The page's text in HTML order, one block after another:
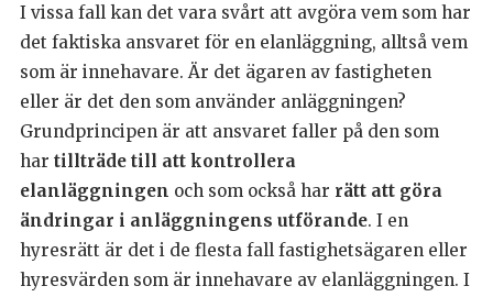
I vissa fall kan det vara svårt att avgöra vem som har
det faktiska ansvaret för en elanläggning, alltså vem
som är innehavare. Är det ägaren av fastigheten
eller är det den som använder anläggningen?
Grundprincipen är att ansvaret faller på den som
har tillträde till att kontrollera
elanläggningen och som också har rätt att göra
ändringar i anläggningens utförande. I en
hyresrätt är det i de flesta fall fastighetsägaren eller
hyresvärden som är innehavare av elanläggningen. I